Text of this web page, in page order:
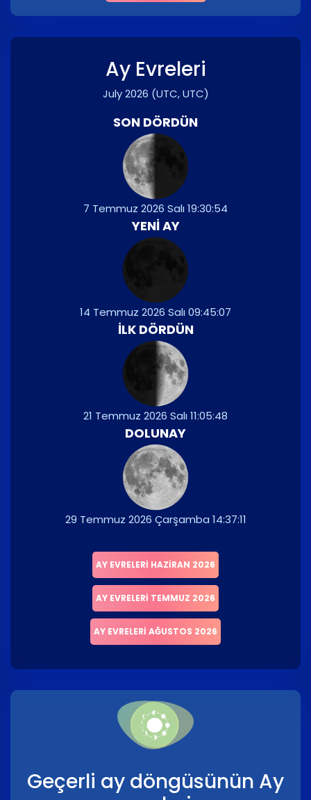
Ay Evreleri
July 2026 (UTC, UTC)
SON DÖRDÜN
7 Temmuz 2026 Salı 19:30:54
YENI AY
14 Temmuz 2026 Salı 09:45:07
İLK DÖRDÜN
21 Temmuz 2026 Salı 11:05:48
DOLUNAY
29 Temmuz 2026 Çarşamba 14:37:11
AY EVRELERI HAZIRAN 2026
AY EVRELERI TEMMUZ 2026
AY EVRELERI AĞUSTOS 2026
Geçerli ay döngüsünün Ay